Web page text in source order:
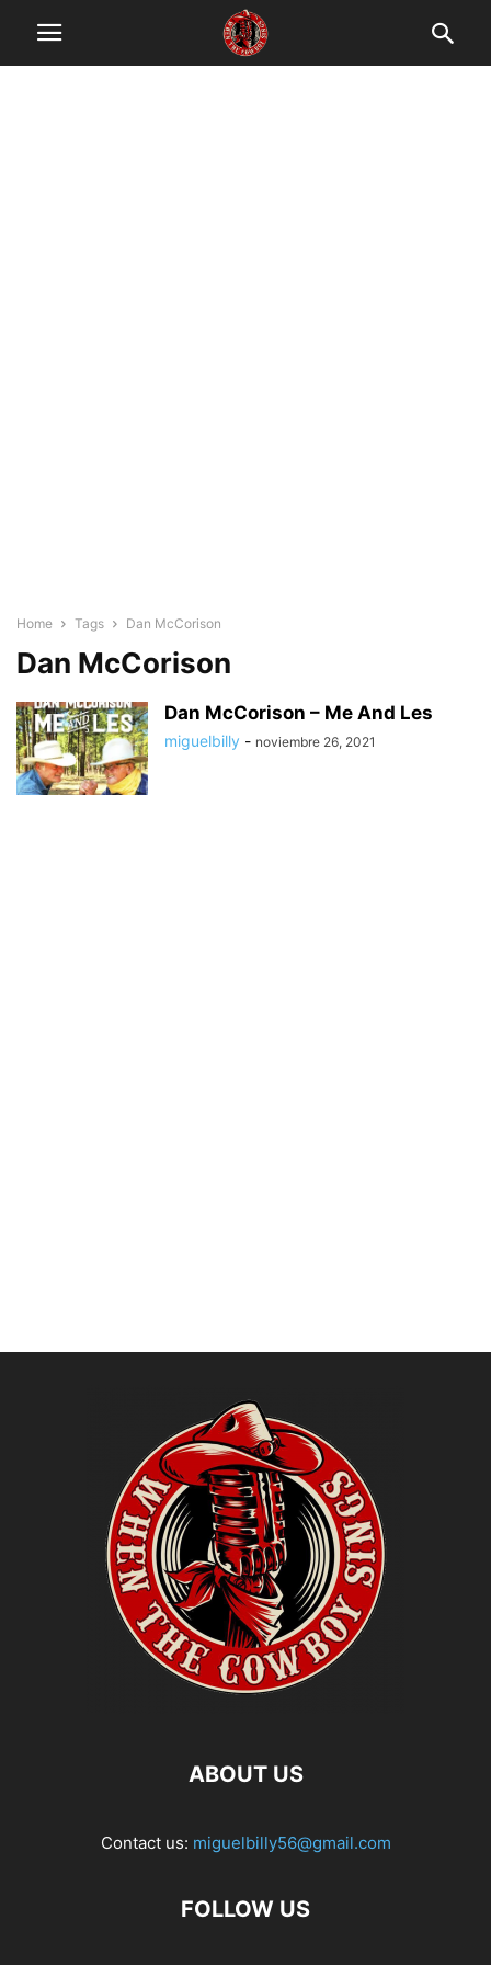
Home Tags Dan McCorison
Dan McCorison
Dan McCorison – Me And Les
miguelbilly - noviembre 26, 2021
ABOUT US
Contact us: miguelbilly56@gmail.com
FOLLOW US